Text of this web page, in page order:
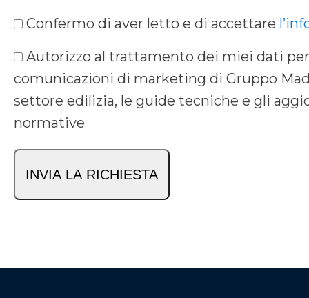
Consenso
Confermo di aver letto e di accettare
Consenso
Marketing
Autorizzo al trattamento dei miei dati
comunicazioni di marketing di Gruppo
settore edilizia, le guide tecniche e gli
normative